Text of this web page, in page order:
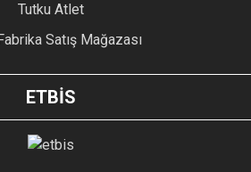
Tutku Atlet
Satış Mağazası
ETBİS